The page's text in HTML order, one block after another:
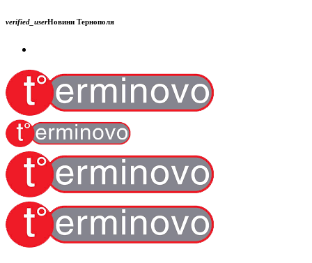
verified_userНовини Тернополя